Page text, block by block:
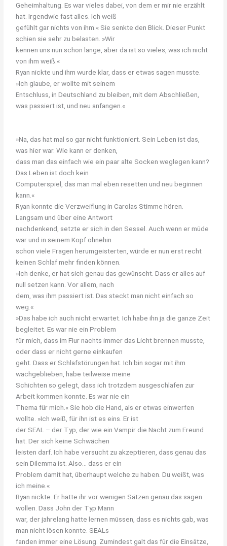
Geheimhaltung. Es war vieles dabei, von dem er mir nie erzählt
hat. Irgendwie fast alles. Ich weiß
gefühlt gar nichts von ihm.« Sie senkte den Blick. Dieser Punkt
schien sie sehr zu belasten. »Wir
kennen uns nun schon lange, aber da ist so vieles, was ich nicht
von ihm weiß.«
Ryan nickte und ihm wurde klar, dass er etwas sagen musste.
»Ich glaube, er wollte mit seinem
Entschluss, in Deutschland zu bleiben, mit dem Abschließen,
was passiert ist, und neu anfangen.«
»Na, das hat mal so gar nicht funktioniert. Sein Leben ist das,
was hier war. Wie kann er denken,
dass man das einfach wie ein paar alte Socken weglegen kann?
Das Leben ist doch kein
Computerspiel, das man mal eben resetten und neu beginnen
kann.«
Ryan konnte die Verzweiflung in Carolas Stimme hören.
Langsam und über eine Antwort
nachdenkend, setzte er sich in den Sessel. Auch wenn er müde
war und in seinem Kopf ohnehin
schon viele Fragen herumgeisterten, würde er nun erst recht
keinen Schlaf mehr finden können.
»Ich denke, er hat sich genau das gewünscht. Dass er alles auf
null setzen kann. Vor allem, nach
dem, was ihm passiert ist. Das steckt man nicht einfach so
weg.«
»Das habe ich auch nicht erwartet. Ich habe ihn ja die ganze Zeit
begleitet. Es war nie ein Problem
für mich, dass im Flur nachts immer das Licht brennen musste,
oder dass er nicht gerne einkaufen
geht. Dass er Schlafstörungen hat. Ich bin sogar mit ihm
wachgeblieben, habe teilweise meine
Schichten so gelegt, dass ich trotzdem ausgeschlafen zur
Arbeit kommen konnte. Es war nie ein
Thema für mich.« Sie hob die Hand, als er etwas einwerfen
wollte. »Ich weiß, für ihn ist es eins. Er ist
der SEAL – der Typ, der wie ein Vampir die Nacht zum Freund
hat. Der sich keine Schwächen
leisten darf. Ich habe versucht zu akzeptieren, dass genau das
sein Dilemma ist. Also… dass er ein
Problem damit hat, überhaupt welche zu haben. Du weißt, was
ich meine.«
Ryan nickte. Er hatte ihr vor wenigen Sätzen genau das sagen
wollen. Dass John der Typ Mann
war, der jahrelang hatte lernen müssen, dass es nichts gab, was
man nicht lösen konnte. SEALs
fanden immer eine Lösung. Zumindest galt das für die Einsätze,